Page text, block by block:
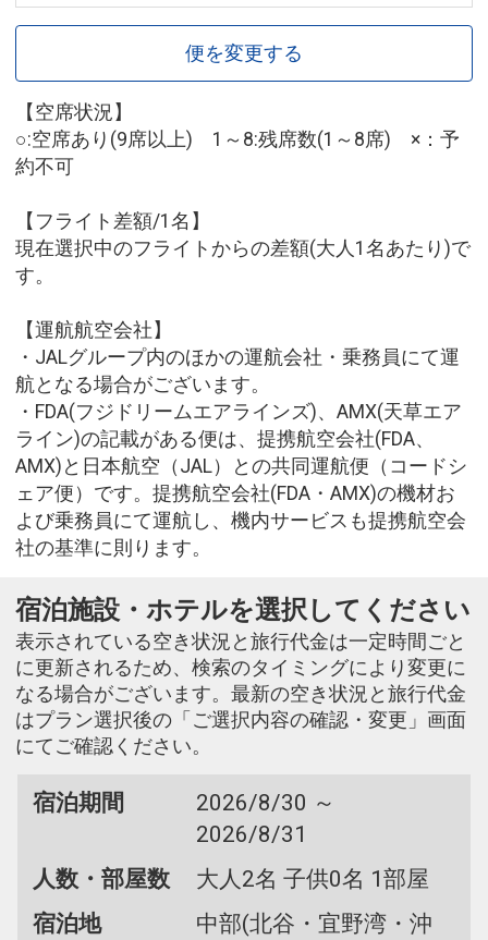
便を変更する
【空席状況】
○:空席あり(9席以上) 1～8:残席数(1～8席) ×：予
約不可
【フライト差額/1名】
現在選択中のフライトからの差額(大人1名あたり)で
す。
【運航航空会社】
・JALグループ内のほかの運航会社・乗務員にて運
航となる場合がございます。
・FDA(フジドリームエアラインズ)、AMX(天草エア
ライン)の記載がある便は、提携航空会社(FDA、
AMX)と日本航空（JAL）との共同運航便（コードシ
ェア便）です。提携航空会社(FDA・AMX)の機材お
よび乗務員にて運航し、機内サービスも提携航空会
社の基準に則ります。
宿泊施設・ホテルを選択してください
表示されている空き状況と旅行代金は一定時間ごと
に更新されるため、検索のタイミングにより変更に
なる場合がございます。最新の空き状況と旅行代金
はプラン選択後の「ご選択内容の確認・変更」画面
にてご確認ください。
宿泊期間
2026/8/30 ～
2026/8/31
人数・部屋数
大人2名 子供0名 1部屋
宿泊地
中部(北谷・宜野湾・沖